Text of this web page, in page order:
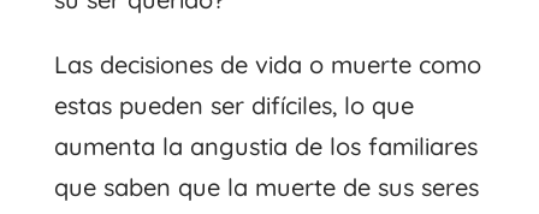
Las decisiones de vida o muerte como
estas pueden ser difíciles, lo que
aumenta la angustia de los familiares
que saben que la muerte de sus seres